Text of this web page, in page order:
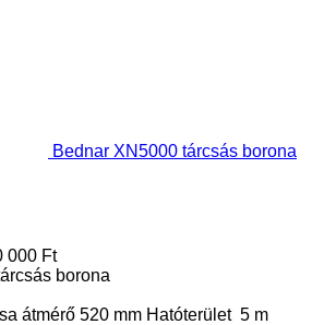
Bednar XN5000 tárcsás borona
000 Ft
borona
átmérő 520 mm Hatóterület 5 m